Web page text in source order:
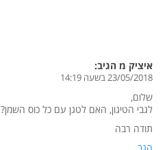
איציק מ הגיב:
23/05/2018 בשעה 14:19
שלום,
לגבי הטיגון, האם לטגן עם כל כוס השמן?
תודה רבה